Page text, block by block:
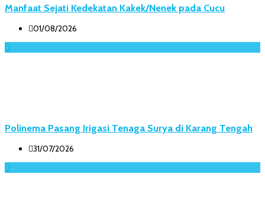
Manfaat Sejati Kedekatan Kakek/Nenek pada Cucu
01/08/2026
Polinema Pasang Irigasi Tenaga Surya di Karang Tengah
31/07/2026